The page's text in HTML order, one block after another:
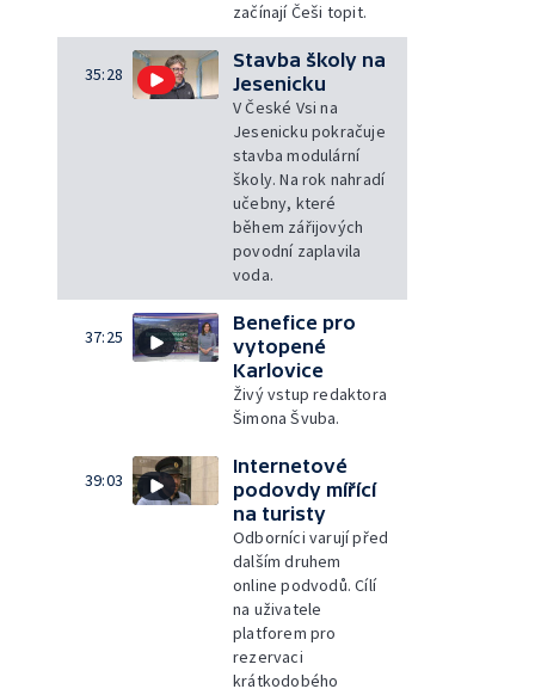
začínají Češi topit.
35:28
Stavba školy na
Jesenicku
V České Vsi na
Jesenicku pokračuje
stavba modulární
školy. Na rok nahradí
učebny, které
během zářijových
povodní zaplavila
voda.
37:25
Benefice pro
vytopené
Karlovice
Živý vstup redaktora
Šimona Švuba.
39:03
Internetové
podovdy mířící
na turisty
Odborníci varují před
dalším druhem
online podvodů. Cílí
na uživatele
platforem pro
rezervaci
krátkodobého